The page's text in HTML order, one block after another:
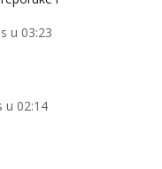
u 03:23
u 02:14